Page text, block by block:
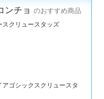
ンチョ のおすすめ商品
スクリュースタッズ
アゴシックスクリュースタ